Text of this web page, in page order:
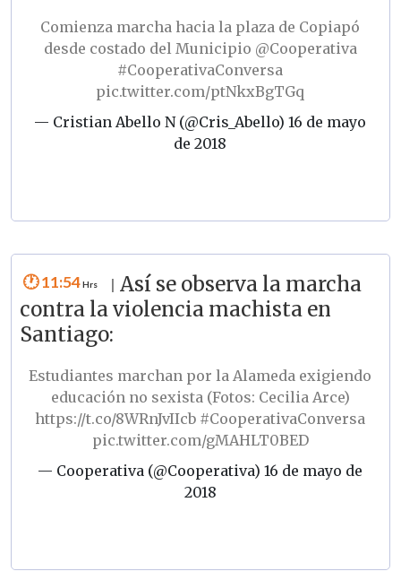
Comienza marcha hacia la plaza de Copiapó
desde costado del Municipio @Cooperativa
#CooperativaConversa
pic.twitter.com/ptNkxBgTGq
— Cristian Abello N (@Cris_Abello)16 de mayo
de 2018
11:54
Así se observa la marcha
contra la violencia machista en
Santiago:
Estudiantes marchan por la Alameda exigiendo
educación no sexista (Fotos: Cecilia Arce)
https://t.co/8WRnJvIIcb #CooperativaConversa
pic.twitter.com/gMAHLT0BED
— Cooperativa (@Cooperativa)16 de mayo de
2018